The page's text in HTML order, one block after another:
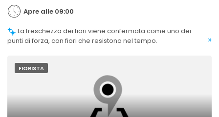
Apre alle 09:00
punti di forza, con fiori che resistono nel tempo.
»
FIORISTA